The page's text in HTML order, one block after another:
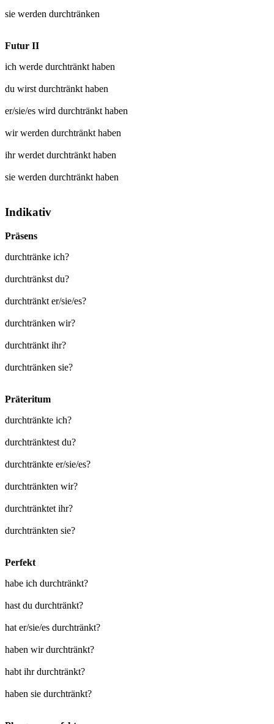
sie werden durchtränken
Futur II
ich werde durchtränkthaben
du wirstdurchtränkthaben
er/sie/es wird durchtränkthaben
wir werden durchtränkthaben
ihr werdetdurchtränkthaben
sie werden durchtränkthaben
Indikativ
Präsens
durchtränke ich?
durchtränkst du?
durchtränkt er/sie/es?
durchtränken wir?
durchtränkt ihr?
durchtränken sie?
Präteritum
durchtränkte ich?
durchtränktest du?
durchtränkte er/sie/es?
durchtränkten wir?
durchtränktet ihr?
durchtränkten sie?
Perfekt
habe ich durchtränkt?
hast du durchtränkt?
hat er/sie/es durchtränkt?
haben wir durchtränkt?
habt ihr durchtränkt?
haben sie durchtränkt?